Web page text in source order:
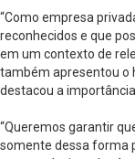
“Como empresa
reconhecidos e que
em um contexto de
também apresentou o
destacou a
“Queremos garantir
somente dessa forma